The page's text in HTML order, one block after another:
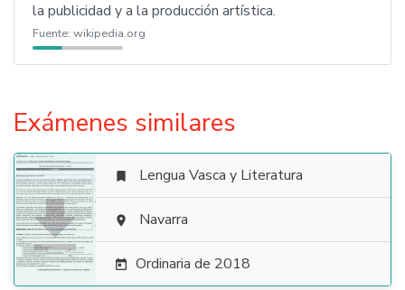
la publicidad y a la producción artística.
Fuente: wikipedia.org
Exámenes similares

 Lengua Vasca y Literatura
 Navarra
 Ordinaria de 2018